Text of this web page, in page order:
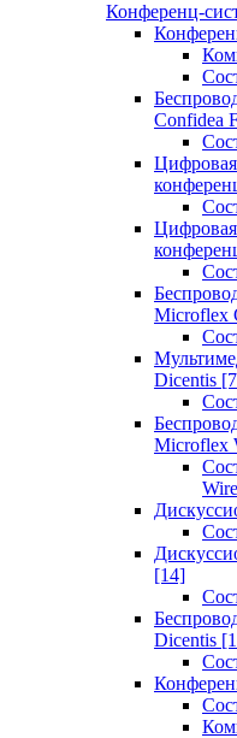
Конференц-
Confidea
Microflex
Dicentis
Microflex
[14]
Dicentis